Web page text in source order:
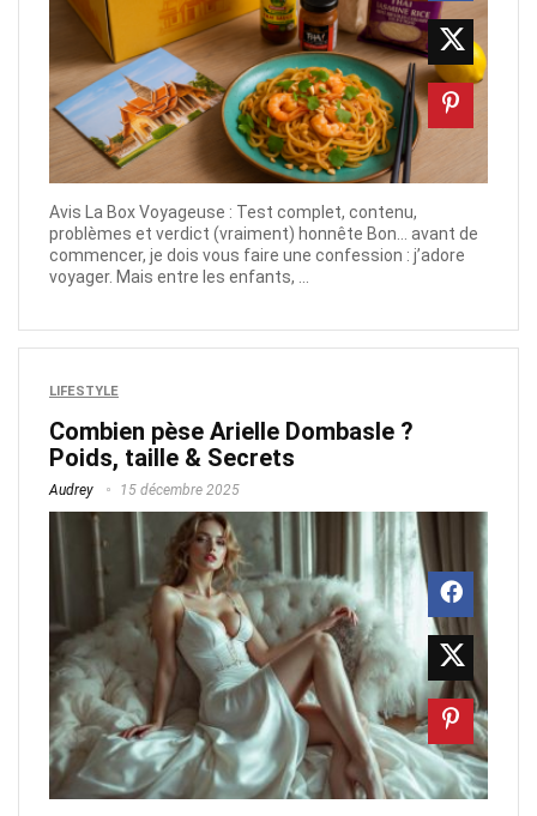
Avis La Box Voyageuse : Test complet, contenu,
problèmes et verdict (vraiment) honnête Bon… avant de
commencer, je dois vous faire une confession : j’adore
voyager. Mais entre les enfants, ...
LIFESTYLE
Combien pèse Arielle Dombasle ?
Poids, taille & Secrets
Audrey 15 décembre 2025